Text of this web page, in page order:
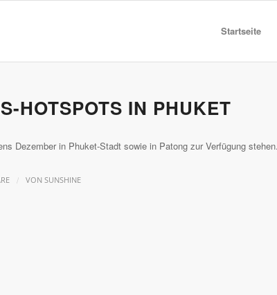
Startseite
HOTSPOTS IN PHUKET
Dezember in Phuket-Stadt sowie in Patong zur Verfügung stehen.
/ VON SUNSHINE